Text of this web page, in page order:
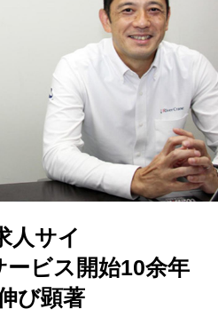
人サイ
ビス開始10余年
び顕著